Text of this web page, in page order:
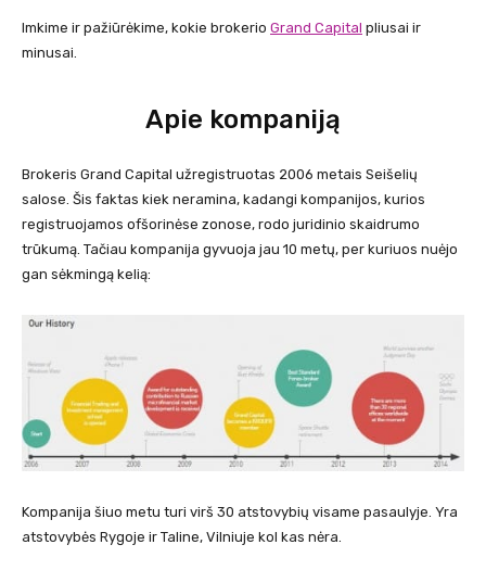
Imkime ir pažiūrėkime, kokie brokerio Grand Capital pliusai ir
minusai.
Apie kompaniją
Brokeris Grand Capital užregistruotas 2006 metais Seišelių
salose. Šis faktas kiek neramina, kadangi kompanijos, kurios
registruojamos ofšorinėse zonose, rodo juridinio skaidrumo
trūkumą. Tačiau kompanija gyvuoja jau 10 metų, per kuriuos nuėjo
gan sėkmingą kelią:
Kompanija šiuo metu turi virš 30 atstovybių visame pasaulyje. Yra
atstovybės Rygoje ir Taline, Vilniuje kol kas nėra.